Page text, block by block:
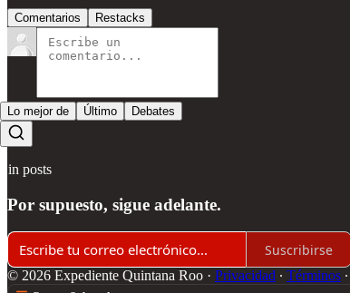
Comentarios Restacks
Lo mejor de Último Debates
Sin posts
Por supuesto, sigue adelante.
Suscribirse
© 2026 Expediente Quintana Roo · Privacidad ∙ Términos ∙